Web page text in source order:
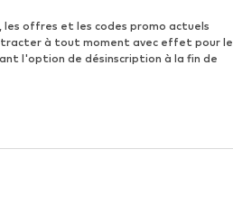
les offres et les codes promo actuels
à tout moment avec effet pour le
l'option de désinscription à la fin de